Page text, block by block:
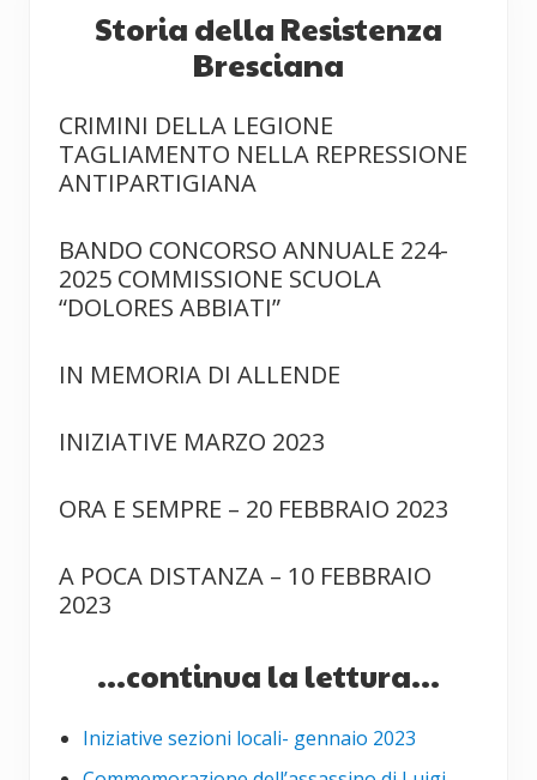
Storia della Resistenza
Bresciana
CRIMINI DELLA LEGIONE
TAGLIAMENTO NELLA REPRESSIONE
ANTIPARTIGIANA
BANDO CONCORSO ANNUALE 224-
2025 COMMISSIONE SCUOLA
“DOLORES ABBIATI”
IN MEMORIA DI ALLENDE
INIZIATIVE MARZO 2023
ORA E SEMPRE – 20 FEBBRAIO 2023
A POCA DISTANZA – 10 FEBBRAIO
2023
...continua la lettura...
Iniziative sezioni locali- gennaio 2023